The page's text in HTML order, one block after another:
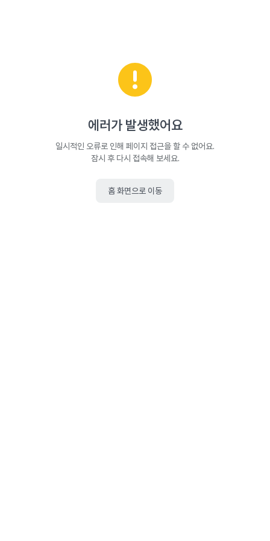
에러가 발생했어요
일시적인 오류로 인해 페이지 접근을 할 수 없어요.
잠시 후 다시 접속해 보세요.
홈 화면으로 이동